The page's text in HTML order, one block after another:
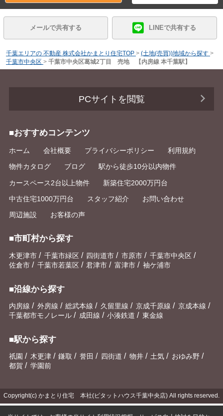
メールで共有する LINEで共有する
千葉エリアの 不動産 株式会社かまとり住宅TOP > (土地(売買))地域から探す >
千葉市中央区 > 千葉市中央区葛城2丁目 売地 【内房線 本千葉駅】
PCサイトを閲覧
■おすすめコンテンツ
ホーム 会社概要 プライバシーポリシー 利用規約
物件カタログ ブログ 駅から徒歩10分以内物件
カースペース2台以上物件 新築住宅2000万円台
中古住宅1000万円台 スタッフ紹介 お問い合わせ
周辺施設 お客様の声
■市町村から探す
木更津市 / 千葉市緑区 / 四街道市 / 市原市 / 千葉市中央区 /
佐倉市 / 千葉市若葉区 / 君津市 / 富津市 / 袖ケ浦市
■沿線から探す
内房線 / 外房線 / 総武本線 / 久留里線 / 京成千原線 / 京成本線 /
千葉都市モノレール / 成田線 / 小湊鉄道 / 東金線
■駅から探す
祇園 / 木更津 / 鎌取 / 誉田 / 四街道 / 物井 / 土気 / おゆみ野 /
都賀 / 学園前
Copyright(c) かまとり住宅 本社(ピタットハウス千葉中央店) All rights reserved.